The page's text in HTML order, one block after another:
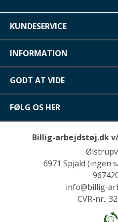
KUNDESERVICE
INFORMATION
GODT AT VIDE
FØLG OS HER
Billig-arbejdstøj.dk
6971 Spjald (ingen
info@billig-
CVR-nr.: